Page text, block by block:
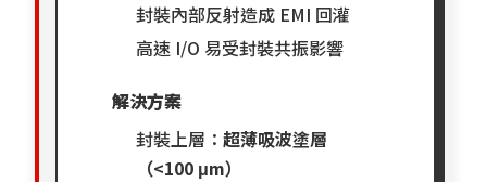
封裝內部反射造成 EMI 回灌
高速 I/O 易受封裝共振影響
解決方案
封裝上層：超薄吸波塗層
（<100 μm）